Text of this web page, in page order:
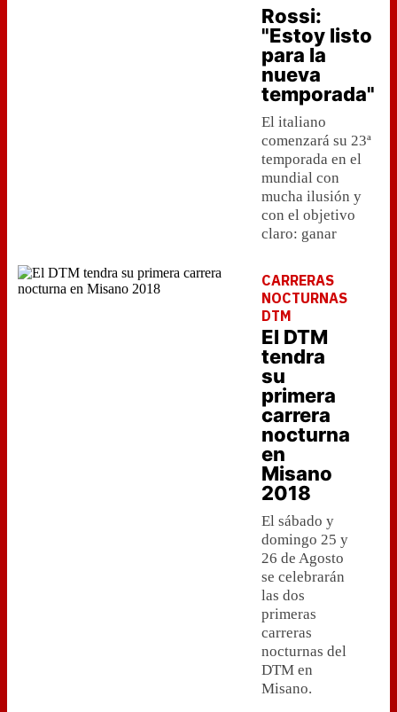
Rossi:
"Estoy listo
para la
nueva
temporada"
El italiano
comenzará su 23ª
temporada en el
mundial con
mucha ilusión y
con el objetivo
claro: ganar
CARRERAS
NOCTURNAS
DTM
El DTM
tendra
su
primera
carrera
nocturna
en
Misano
2018
El sábado y
domingo 25 y
26 de Agosto
se celebrarán
las dos
primeras
carreras
nocturnas del
DTM en
Misano.